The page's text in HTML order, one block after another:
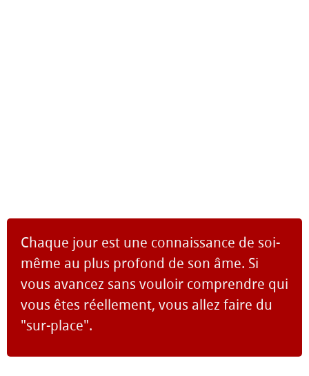
Chaque jour est une connaissance de soi-
même au plus profond de son âme. Si
vous avancez sans vouloir comprendre qui
vous êtes réellement, vous allez faire du
"sur-place".